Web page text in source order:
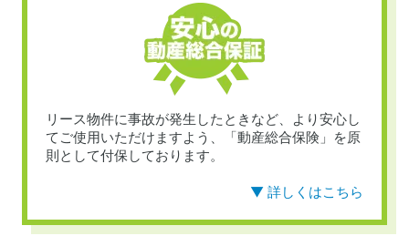
リース物件に事故が発生したときなど、より安心し
てご使用いただけますよう、「動産総合保険」を原
則として付保しております。
▼ 詳しくはこちら